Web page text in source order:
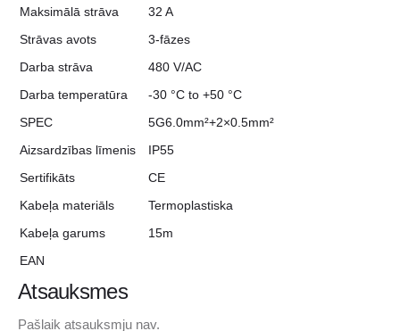
Maksimālā strāva
32 A
Strāvas avots
3-fāzes
Darba strāva
480 V/AC
Darba temperatūra
-30 °C to +50 °C
SPEC
5G6.0mm²+2×0.5mm²
Aizsardzības līmenis
IP55
Sertifikāts
CE
Kabeļa materiāls
Termoplastiska
Kabeļa garums
15m
EAN
Atsauksmes
Pašlaik atsauksmju nav.